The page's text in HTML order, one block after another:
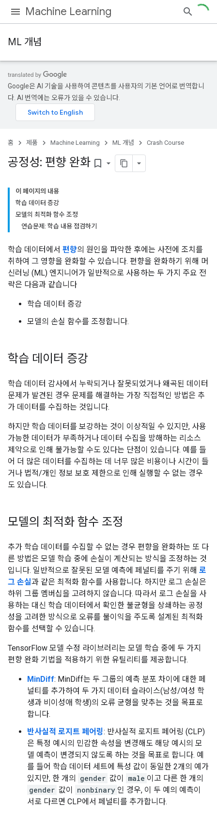
Machine Learning
ML 개념
Google은 AI 기술을 사용하여 콘텐츠를 사용자의 기본 언어로 번역합니
다. AI 번역에는 오류가 있을 수 있습니다.
홈 제품 Machine Learning ML 개념 Crash Course
공정성: 편향 완화 bookmark_border
이 페이지의 내용
학습 데이터 증강
모델의 최적화 함수 조정
연습문제: 학습 내용 점검하기
학습 데이터에서 편향의 원인을 파악한 후에는 사전에 조치를
취하여 그 영향을 완화할 수 있습니다. 편향을 완화하기 위해 머
신러닝 (ML) 엔지니어가 일반적으로 사용하는 두 가지 주요 전
략은 다음과 같습니다
학습 데이터 증강
모델의 손실 함수를 조정합니다.
학습 데이터 증강
학습 데이터 감사에서 누락되거나 잘못되었거나 왜곡된 데이터
문제가 발견된 경우 문제를 해결하는 가장 직접적인 방법은 추
가 데이터를 수집하는 것입니다.
하지만 학습 데이터를 보강하는 것이 이상적일 수 있지만, 사용
가능한 데이터가 부족하거나 데이터 수집을 방해하는 리소스
제약으로 인해 불가능할 수도 있다는 단점이 있습니다. 예를 들
어 더 많은 데이터를 수집하는 데 너무 많은 비용이나 시간이 들
거나 법적/개인 정보 보호 제한으로 인해 실행할 수 없는 경우
도 있습니다.
모델의 최적화 함수 조정
추가 학습 데이터를 수집할 수 없는 경우 편향을 완화하는 또 다
른 방법은 모델 학습 중에 손실이 계산되는 방식을 조정하는 것
입니다. 일반적으로 잘못된 모델 예측에 페널티를 주기 위해 로
그 손실과 같은 최적화 함수를 사용합니다. 하지만 로그 손실은
하위 그룹 멤버십을 고려하지 않습니다. 따라서 로그 손실을 사
용하는 대신 학습 데이터에서 확인한 불균형을 상쇄하는 공정
성을 고려한 방식으로 오류를 불이익을 주도록 설계된 최적화
함수를 선택할 수 있습니다.
TensorFlow 모델 수정 라이브러리는 모델 학습 중에 두 가지
편향 완화 기법을 적용하기 위한 유틸리티를 제공합니다.
MinDiff: MinDiff는 두 그룹의 예측 분포 차이에 대한 페
널티를 추가하여 두 가지 데이터 슬라이스(남성/여성 학
생과 비이성애 학생)의 오류 균형을 맞추는 것을 목표로
합니다.
반사실적 로지트 페어링: 반사실적 로지트 페어링 (CLP)
은 특정 예시의 민감한 속성을 변경해도 해당 예시의 모
델 예측이 변경되지 않도록 하는 것을 목표로 합니다. 예
를 들어 학습 데이터 세트에 특성 값이 동일한 2개의 예가
있지만, 한 개의
gender 값이 male 이고 다른 한 개의
gender 값이 nonbinary 인 경우, 이 두 예의 예측이
서로 다르면 CLP에서 페널티를 추가합니다.